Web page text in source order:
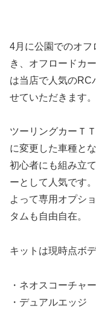
4月に公園でのオフ
き、オフロードカ
は当店で人気のRC
せていただきます。
ツーリングカーＴ
に変更した車種とな
初心者にも組み立
ーとして人気です。
よって専用オプシ
タムも自由自在。
キットは現時点ボ
・ネオスコーチャー
・デュアルエッジ